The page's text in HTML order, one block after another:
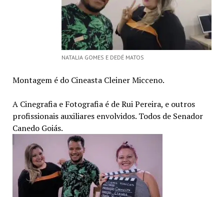
NATALIA GOMES E DEDÉ MATOS
Montagem é do Cineasta Cleiner Micceno.
A Cinegrafia e Fotografia é de Rui Pereira, e outros
profissionais auxiliares envolvidos. Todos de Senador
Canedo Goiás.